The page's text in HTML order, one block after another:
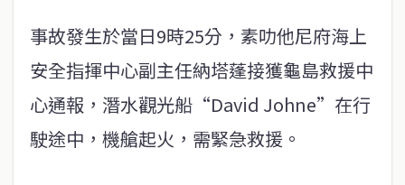
事故發生於當日9時25分，素叻他尼府海上
安全指揮中心副主任納塔蓬接獲龜島救援中
心通報，潛水觀光船“David Johne”在行
駛途中，機艙起火，需緊急救援。